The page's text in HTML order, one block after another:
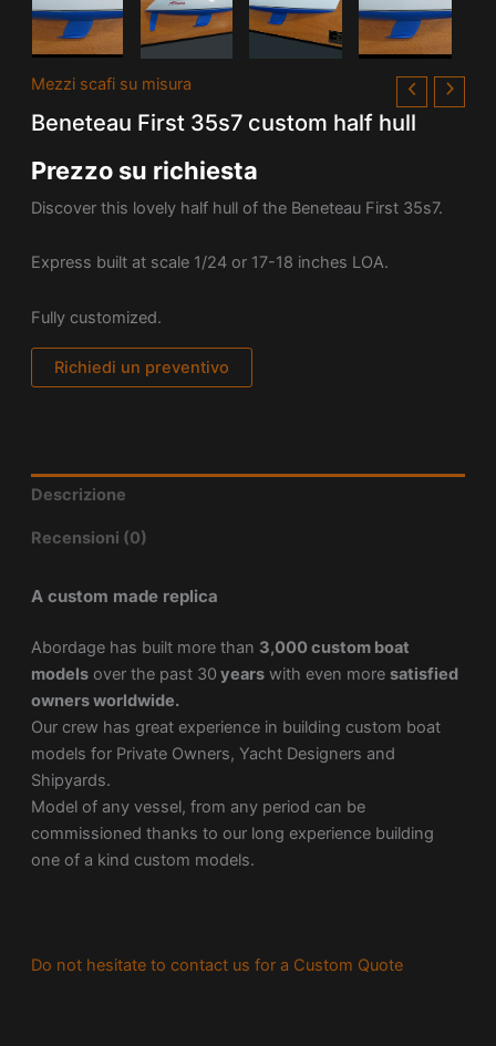
Mezzi scafi su misura
Beneteau First 35s7 custom half hull
Prezzo su richiesta
Discover this lovely half hull of the Beneteau First 35s7.
Express built at scale 1/24 or 17-18 inches LOA.
Fully customized.
Richiedi un preventivo
Descrizione
Recensioni (0)
A custom made replica
Abordage has built more than 3,000 custom boat
modelsover the past 30 yearswith even more satisfied
owners worldwide.
Our crew has great experience in building custom boat
models for Private Owners, Yacht Designers and
Shipyards.
Model of any vessel, from any period can be
commissioned thanks to our long experience building
one of a kind custom models.
Do not hesitate to contact us for a Custom Quote